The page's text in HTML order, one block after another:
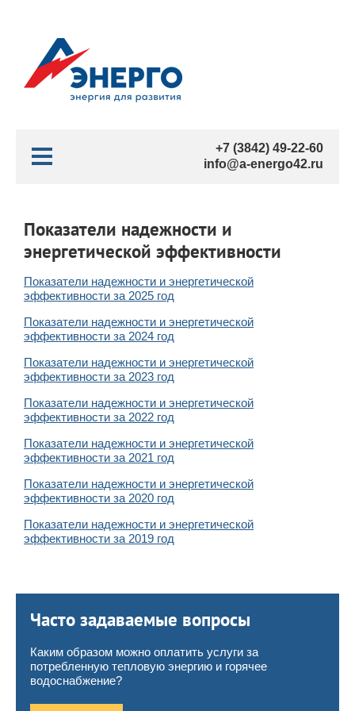
+7 (3842) 49-22-60
info@a-energo42.ru
Показатели надежности и
энергетической эффективности
Показатели надежности и энергетической
эффективности за 2025 год
Показатели надежности и энергетической
эффективности за 2024 год
Показатели надежности и энергетической
эффективности за 2023 год
Показатели надежности и энергетической
эффективности за 2022 год
Показатели надежности и энергетической
эффективности за 2021 год
Показатели надежности и энергетической
эффективности за 2020 год
Показатели надежности и энергетической
эффективности за 2019 год
Часто задаваемые вопросы
Каким образом можно оплатить услуги за
потребленную тепловую энергию и горячее
водоснабжение?